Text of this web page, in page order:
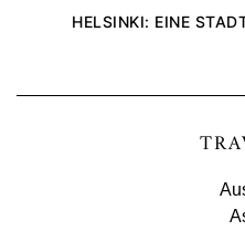
HELSINKI: EINE